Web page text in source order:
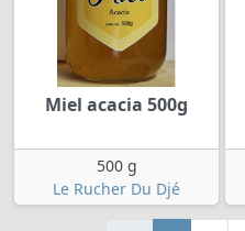
Miel acacia 500g
500 g
Le Rucher Du Djé